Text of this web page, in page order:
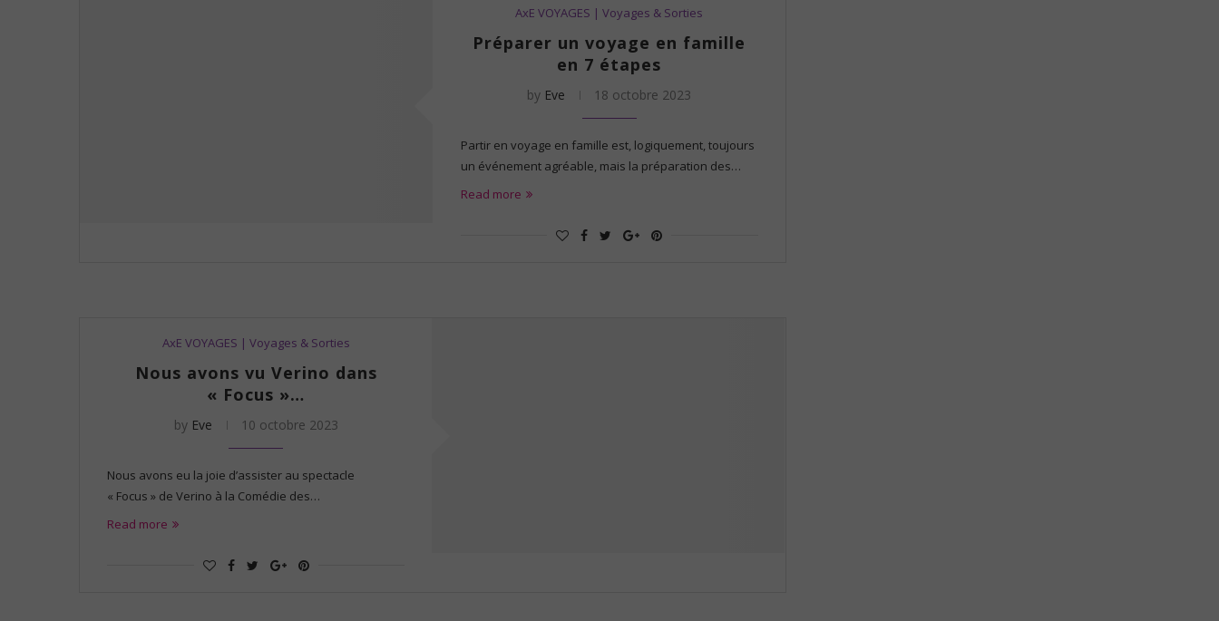
AxE VOYAGES | Voyages & Sorties
Préparer un voyage en famille
en 7 étapes
by Eve 18 octobre 2023
Partir en voyage en famille est, logiquement, toujours
un événement agréable, mais la préparation des…
Read more
AxE VOYAGES | Voyages & Sorties
Nous avons vu Verino dans
« Focus »…
by Eve 10 octobre 2023
Nous avons eu la joie d’assister au spectacle
« Focus » de Verino à la Comédie des…
Read more